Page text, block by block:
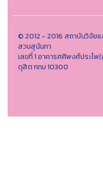
© 2012 - 2016 สถาบันวิจัย
สวนสุนันทา
เลขที่ 1 อาคารศศิพงศ์ประไพ
ดุสิต กทม 10300